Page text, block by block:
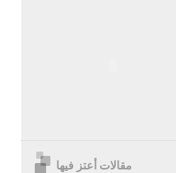
مقالات أعتز فيها